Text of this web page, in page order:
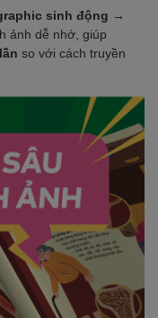
sinh động →
ảnh dễ nhớ, giúp
so với cách truyền